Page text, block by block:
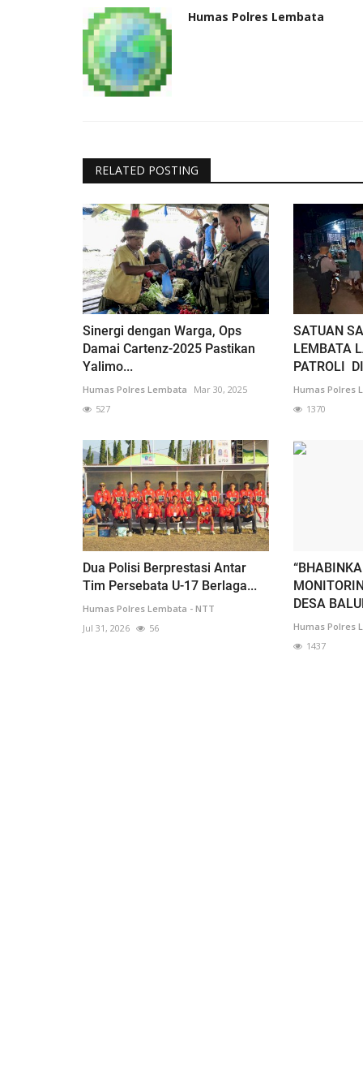
Humas Polres Lembata
RELATED POSTING
Sinergi dengan Warga, Ops
Damai Cartenz-2025 Pastikan
Yalimo...
Humas Polres Lembata
Mar 30, 2025
527
SATUAN
LEMBATA
PATROLI
Humas Polres
1370
Dua Polisi Berprestasi Antar
Tim Persebata U-17 Berlaga...
Humas Polres Lembata - NTT
Jul 31, 2026
56
DESA
Humas Polres
1437